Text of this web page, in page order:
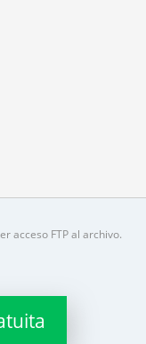
acceso FTP al archivo.